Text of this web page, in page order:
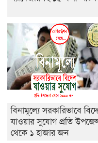
ডাকসুতে শিবিরের
রাজশাহীতে ট্রাকচাপায়
শেষ সময়ে ভোট
বিনামূল্যে সরকারিভাবে
যাওয়ার সুযোগ প্রতি
থেকে ১ হাজার জন